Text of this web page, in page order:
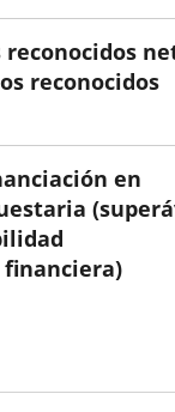
reconocidos
en